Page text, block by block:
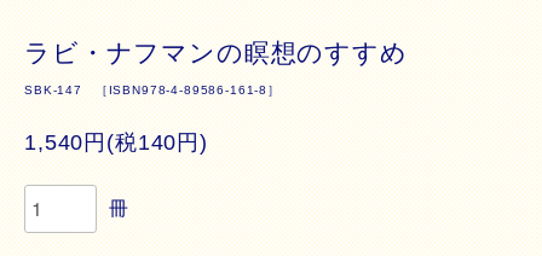
ラビ・ナフマンの瞑想のすすめ
SBK-147 ［ISBN978-4-89586-161-8］
1,540円(税140円)
冊